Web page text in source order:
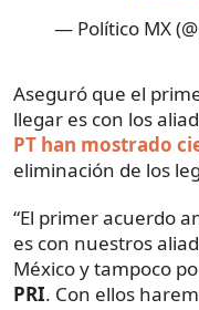
— Político MX
Aseguró que el
llegar es con los
PT han mostrado
eliminación de los
“El primer acuerdo
es con nuestros
México y tampoco
PRI. Con ellos